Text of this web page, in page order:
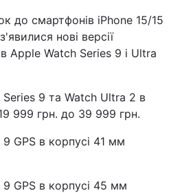
до смартфонів iPhone 15/15
нові версії
Apple Watch Series 9 і Ultra
9 та Watch Ultra 2 в
999 грн. до 39 999 грн.
GPS в корпусі 41 мм
GPS в корпусі 45 мм